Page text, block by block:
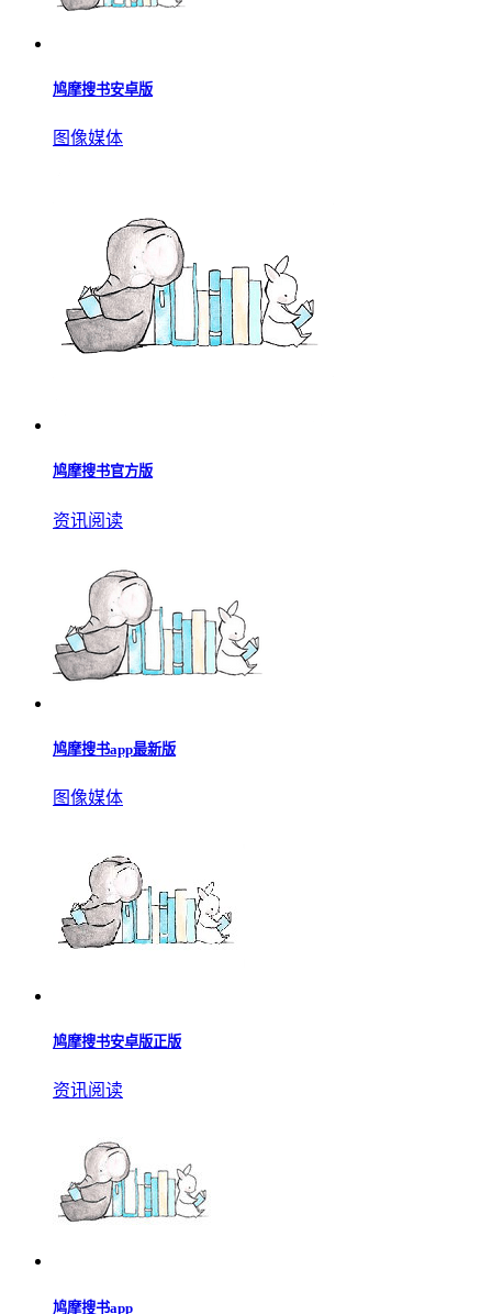
鸠摩搜书安卓版
图像媒体
鸠摩搜书官方版
资讯阅读
鸠摩搜书app最新版
图像媒体
鸠摩搜书安卓版正版
资讯阅读
鸠摩搜书app